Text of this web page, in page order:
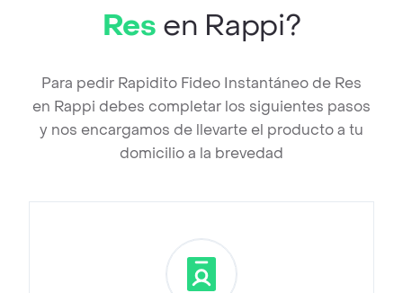
Res en Rappi?
Para pedir Rapidito Fideo Instantáneo de Res
en Rappi debes completar los siguientes pasos
y nos encargamos de llevarte el producto a tu
domicilio a la brevedad